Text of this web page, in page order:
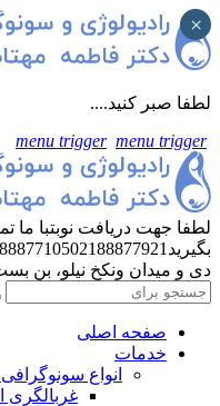
لطفا صبر کنید....
menu trigger menu trigger
لطفا جهت دریافت نوبتبا ما
بگیرید 02188877921
دی و میدان ونکخ نیلو، بن بست
صفحه اصلی
خدمات
انواع
غربالگری
×